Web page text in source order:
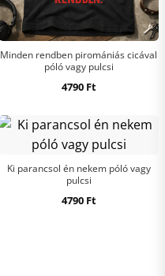
Minden rendben piromániás cicával
póló vagy pulcsi
4790 Ft
Ki parancsol én nekem póló vagy
pulcsi
4790 Ft